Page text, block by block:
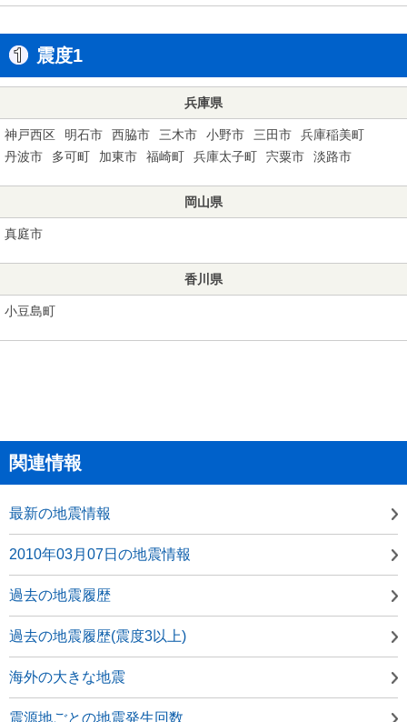
震度1
兵庫県
神戸西区 明石市 西脇市 三木市 小野市 三田市
兵庫稲美町
丹波市
多可町 加東市 福崎町 兵庫太子町 宍粟市 淡路市
岡山県
真庭市
香川県
小豆島町
関連情報
最新の地震情報
2010年03月07日の地震情報
過去の地震履歴
過去の地震履歴(震度3以上)
海外の大きな地震
震源地ごとの地震発生回数